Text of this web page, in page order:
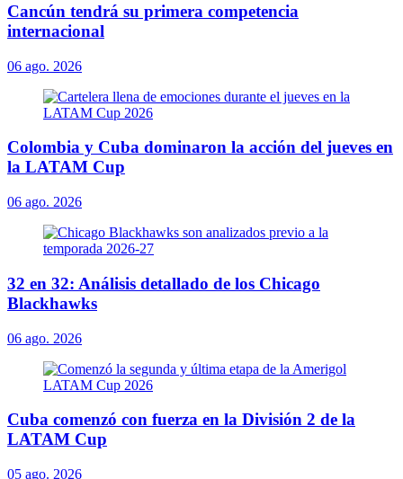
Cancún tendrá su primera competencia
internacional
06 ago. 2026
Colombia y Cuba dominaron la acción del jueves en
la LATAM Cup
06 ago. 2026
32 en 32: Análisis detallado de los Chicago
Blackhawks
06 ago. 2026
Cuba comenzó con fuerza en la División 2 de la
LATAM Cup
05 ago. 2026